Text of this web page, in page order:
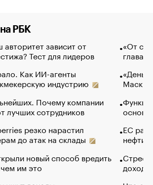
РБК
зависит от
Тест для лидеров
Как ИИ-агенты
индустрию
Почему компании
лучших сотрудников
резко нарастил
до атак на склады
новый способ вредить
им это
«От
глава
Маск в
основ
ЕС
нефти